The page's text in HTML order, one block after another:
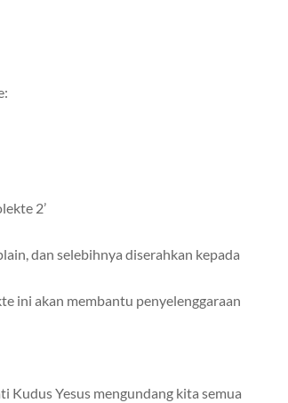
2’
dan selebihnya diserahkan kepada
ini akan membantu penyelenggaraan
Kudus Yesus mengundang kita semua